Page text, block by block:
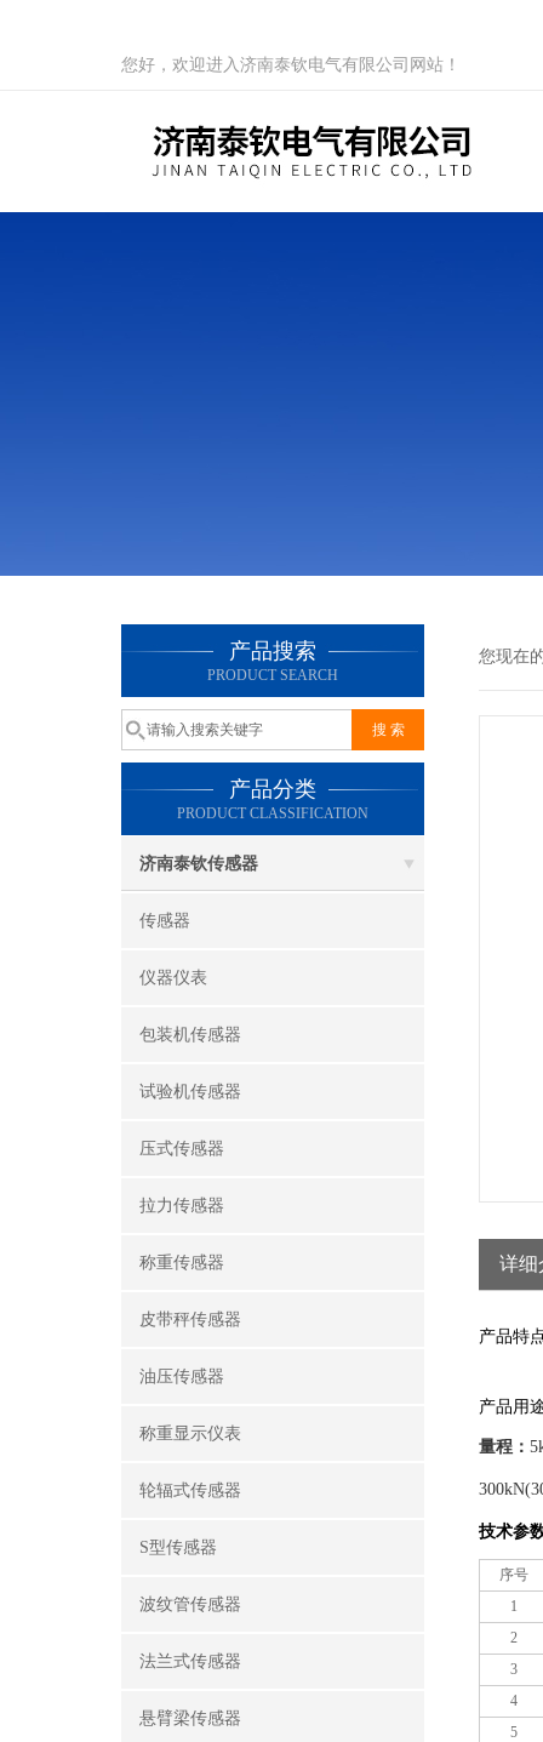
您好，欢迎进入济南泰钦电气有限公司网站！
产品搜索
PRODUCT SEARCH
产品分类
PRODUCT CLASSIFICATION
济南泰钦传感器
传感器
仪器仪表
包装机传感器
试验机传感器
压式传感器
拉力传感器
称重传感器
皮带秤传感器
油压传感器
称重显示仪表
轮辐式传感器
S型传感器
波纹管传感器
法兰式传感器
悬臂梁传感器
您现在
详细
产品特
产品用
量程：
技术参
序号
1
2
3
4
5